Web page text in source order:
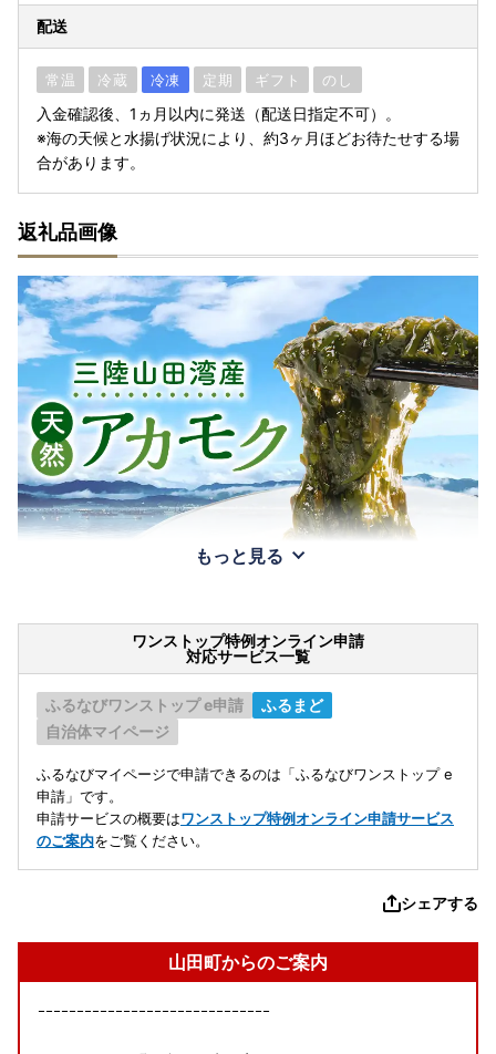
配送
常温 冷蔵 冷凍 定期 ギフト のし
入金確認後、1ヵ月以内に発送（配送日指定不可）。
※海の天候と水揚げ状況により、約3ヶ月ほどお待たせする場
合があります。
返礼品画像
もっと見る
ワンストップ特例オンライン申請
対応サービス一覧
ふるなびワンストップ e申請
ふるまど
自治体マイページ
ふるなびマイページで申請できるのは「ふるなびワンストップ e
申請」です。
申請サービスの概要はワンストップ特例オンライン申請サービス
のご案内をご覧ください。
シェアする
山田町からのご案内
ｰｰｰｰｰｰｰｰｰｰｰｰｰｰｰｰｰｰｰｰｰｰｰｰｰｰｰｰｰｰ